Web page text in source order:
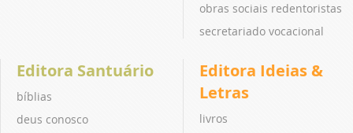
obras sociais redentoristas
secretariado vocacional
Editora Santuário
bíblias
deus conosco
Editora Ideias &
Letras
livros